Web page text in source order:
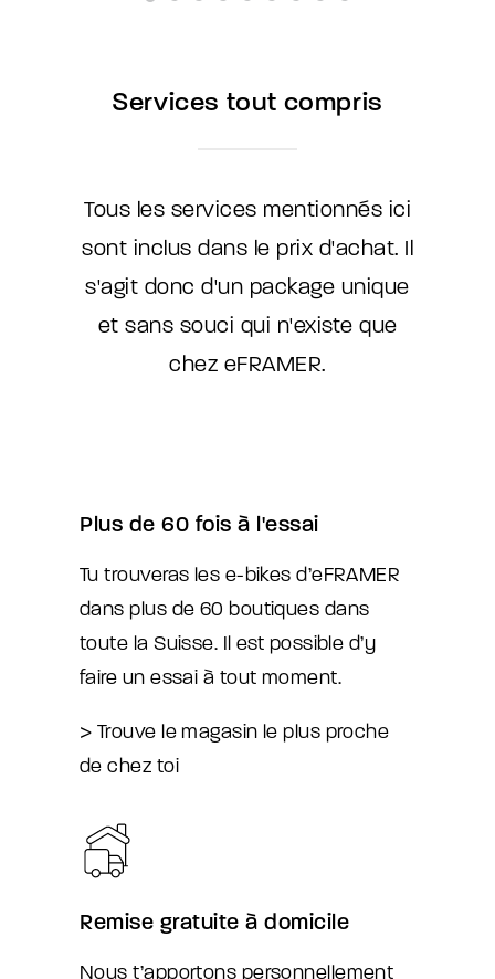
Services tout compris
Tous les services mentionnés ici
sont inclus dans le prix d'achat. Il
s'agit donc d'un package unique
et sans souci qui n'existe que
chez eFRAMER.
Plus de 60 fois à l'essai
Tu trouveras les e-bikes d’eFRAMER
dans plus de 60 boutiques dans
toute la Suisse. Il est possible d’y
faire un essai à tout moment.
> Trouve le magasin le plus proche
de chez toi
Remise gratuite à domicile
Nous t’apportons personnellement